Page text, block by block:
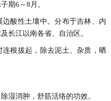
期6～8月。
边酸性土壤中。分布于吉林、内
长江以南各省、自治区。
连根拔起，除去泥土、杂质，晒
湿消肿，舒筋活络的功效。